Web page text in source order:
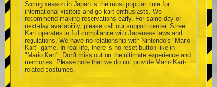
Spring season in Japan is the most popular time for
international visitors and go-kart enthusiasts. We
recommend making reservations early. For same-day or
next-day availability, please call our support center. Street
Kart operates in full compliance with Japanese laws and
regulations. We have no relationship with Nintendo's "Mario
Kart" game. In real life, there is no reset button like in
"Mario Kart". Don't miss out on the ultimate experience and
memories. Please note that we do not provide Mario Kart-
related costumes.